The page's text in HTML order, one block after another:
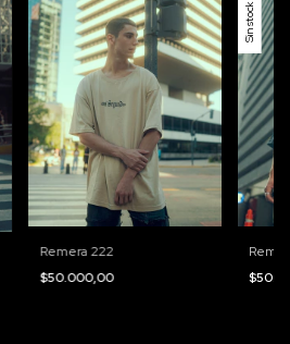
Remera 222
$50.000,00
Sin stock